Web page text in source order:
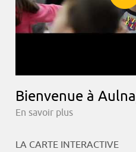
Bienvenue à
En savoir plus
LA CARTE INTERACTIVE